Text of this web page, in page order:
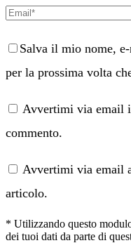
Salva il mio nome,
per la prossima volta
Avvertimi via email
commento.
Avvertimi via email
articolo.
* Utilizzando questo
dei tuoi dati da parte di